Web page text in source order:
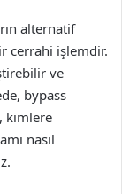
alternatif
cerrahi işlemdir.
ve
bypass
kimlere
nasıl